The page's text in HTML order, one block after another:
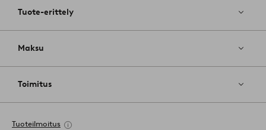
Tuote-erittely
Maksu
Toimitus
Tuoteilmoitus